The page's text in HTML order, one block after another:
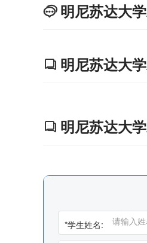
 明尼苏达大
 明尼苏达大
 明尼苏达大
*学生姓名: